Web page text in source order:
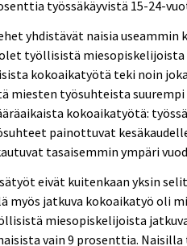
työssäkäyvistä 15-24-
yhdistävät naisia useammin
työllisistä
kokoaikatyötä teki noin
miesten työsuhteista
kokoaikatyötä:
painottuvat
tasaisemmin ympäri
eivät kuitenkaan yksin
myös jatkuva kokoaikatyö oli
miesopiskelijoista
vain 9 prosenttia.